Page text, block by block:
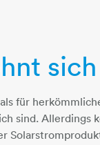
für
sind. Allerdings